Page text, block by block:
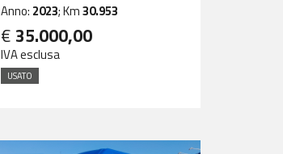
Anno: 2023; Km30.953
€ 35.000,00
IVA esclusa
USATO